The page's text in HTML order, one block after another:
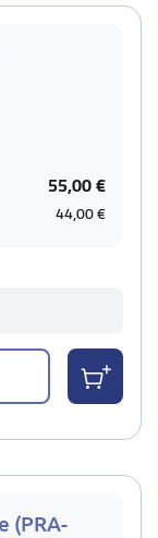
55,00 €
44,00 €
(PRA-